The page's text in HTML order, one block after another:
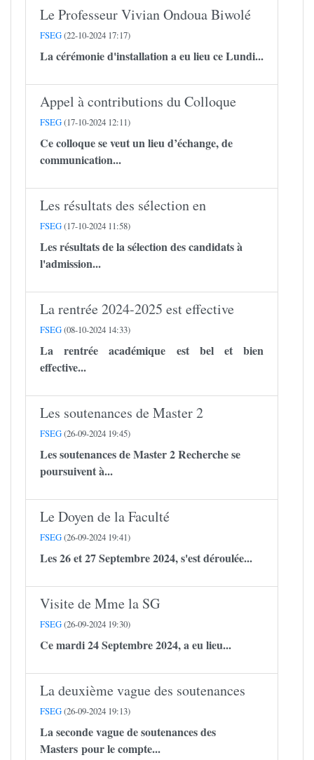
Le Professeur Vivian Ondoua Biwolé
FSEG(22-10-2024 17:17)
La cérémonie d'installation a eu lieu ce Lundi...
Appel à contributions du Colloque
FSEG(17-10-2024 12:11)
Ce colloque se veut un lieu d’échange, de
communication...
Les résultats des sélection en
FSEG(17-10-2024 11:58)
Les résultats de la sélection des candidats à
l'admission...
La rentrée 2024-2025 est effective
FSEG(08-10-2024 14:33)
La rentrée académique est bel et bien
effective...
Les soutenances de Master 2
FSEG(26-09-2024 19:45)
Les soutenances de Master 2 Recherche se
poursuivent à...
Le Doyen de la Faculté
FSEG(26-09-2024 19:41)
Les 26 et 27 Septembre 2024, s'est déroulée...
Visite de Mme la SG
FSEG(26-09-2024 19:30)
Ce mardi 24 Septembre 2024, a eu lieu...
La deuxième vague des soutenances
FSEG(26-09-2024 19:13)
La seconde vague de soutenances des
Masters pour le compte...